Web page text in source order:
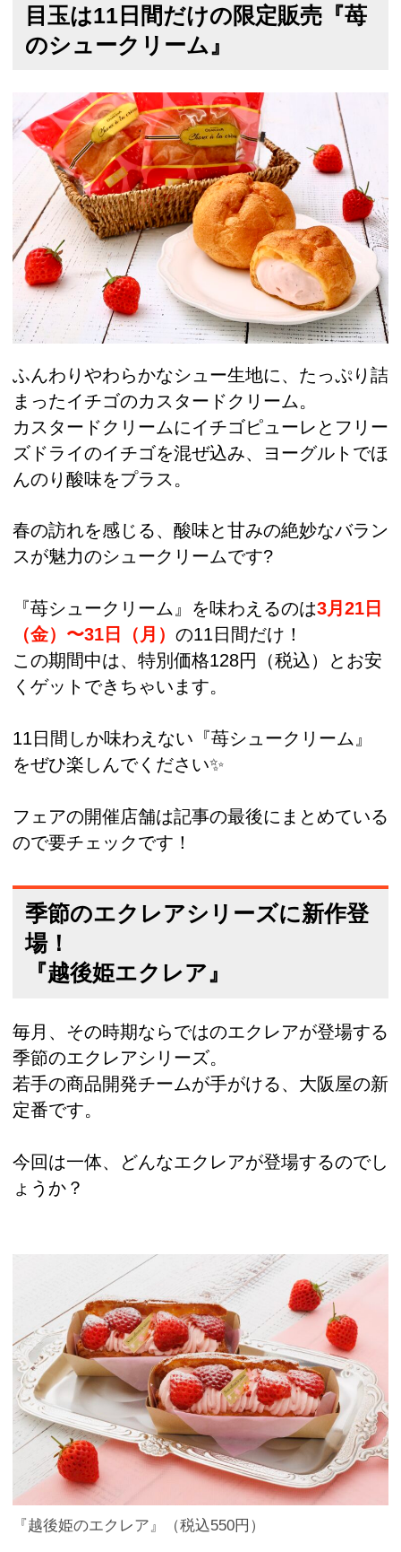
目玉は11日間だけの限定販売『苺
のシュークリーム』
ふんわりやわらかなシュー生地に、たっぷり詰
まったイチゴのカスタードクリーム。
カスタードクリームにイチゴピューレとフリー
ズドライのイチゴを混ぜ込み、ヨーグルトでほ
んのり酸味をプラス。
春の訪れを感じる、酸味と甘みの絶妙なバラン
スが魅力のシュークリームです?
『苺シュークリーム』を味わえるのは3月21日
（金）〜31日（月） の11日間だけ！
この期間中は、特別価格128円（税込）とお安
くゲットできちゃいます。
11日間しか味わえない『苺シュークリーム』
をぜひ楽しんでください✨
フェアの開催店舗は記事の最後にまとめている
ので要チェックです！
季節のエクレアシリーズに新作登
場！
『越後姫エクレア』
毎月、その時期ならではのエクレアが登場する
季節のエクレアシリーズ。
若手の商品開発チームが手がける、大阪屋の新
定番です。
今回は一体、どんなエクレアが登場するのでし
ょうか？
『越後姫のエクレア』（税込550円）